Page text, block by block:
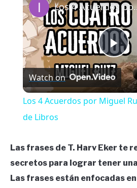
Los 4 Acuerdos
Watch on
Los 4 Acuerdos por Miguel
de Libros
Las frases de T. Harv Eker te
secretos para lograr tener
Las frases están enfocadas